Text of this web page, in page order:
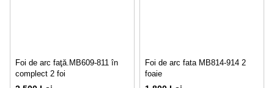
Foi de arc faţă.MB609-811 în
complect 2 foi
Foi de arc fata МВ814-914 2
foaie